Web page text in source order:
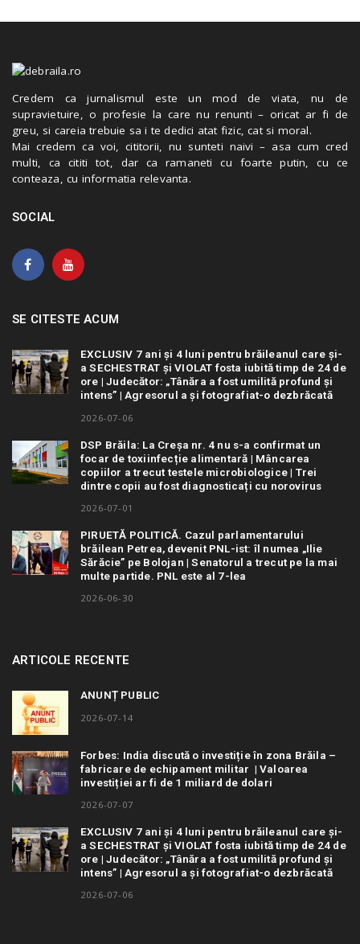
Credem ca jurnalismul este un mod de viata, nu de
supravietuire, o profesie la care nu renunti – oricat ar fi de
greu, si careia trebuie sa i te dedici atat fizic, cat si moral.
Mai credem ca voi, cititorii, nu sunteti naivi – asa cum cred
multi, ca cititi tot, dar ca ramaneti cu foarte putin, cu ce
conteaza, cu informatia relevanta.
SOCIAL
SE CITESTE ACUM
EXCLUSIV 7 ani și 4 luni pentru brăileanul care și-
a SECHESTRAT și VIOLAT fosta iubită timp de 24 de
ore | Judecător: „Tânăra a fost umilită profund și
intens” | Agresorul a și fotografiat-o dezbrăcată
2026-07-06
DSP Brăila: La Creșa nr. 4 nu s-a confirmat un
focar de toxiinfecție alimentară | Mâncarea
copiilor a trecut testele microbiologice | Trei
dintre copii au fost diagnosticați cu norovirus
2026-07-01
PIRUETĂ POLITICĂ. Cazul parlamentarului
brăilean Petrea, devenit PNL-ist: îl numea „Ilie
Sărăcie” pe Bolojan | Senatorul a trecut pe la mai
multe partide. PNL este al 7-lea
2026-06-30
ARTICOLE RECENTE
ANUNȚ PUBLIC
2026-07-14
Forbes: India discută o investiție în zona Brăila –
fabricare de echipament militar | Valoarea
investiției ar fi de 1 miliard de dolari
2026-07-07
EXCLUSIV 7 ani și 4 luni pentru brăileanul care și-
a SECHESTRAT și VIOLAT fosta iubită timp de 24 de
ore | Judecător: „Tânăra a fost umilită profund și
intens” | Agresorul a și fotografiat-o dezbrăcată
2026-07-06